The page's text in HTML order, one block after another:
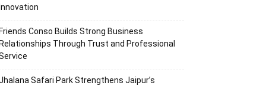
Conso Builds Strong Business
Through Trust and Professional
Safari Park Strengthens Jaipur’s